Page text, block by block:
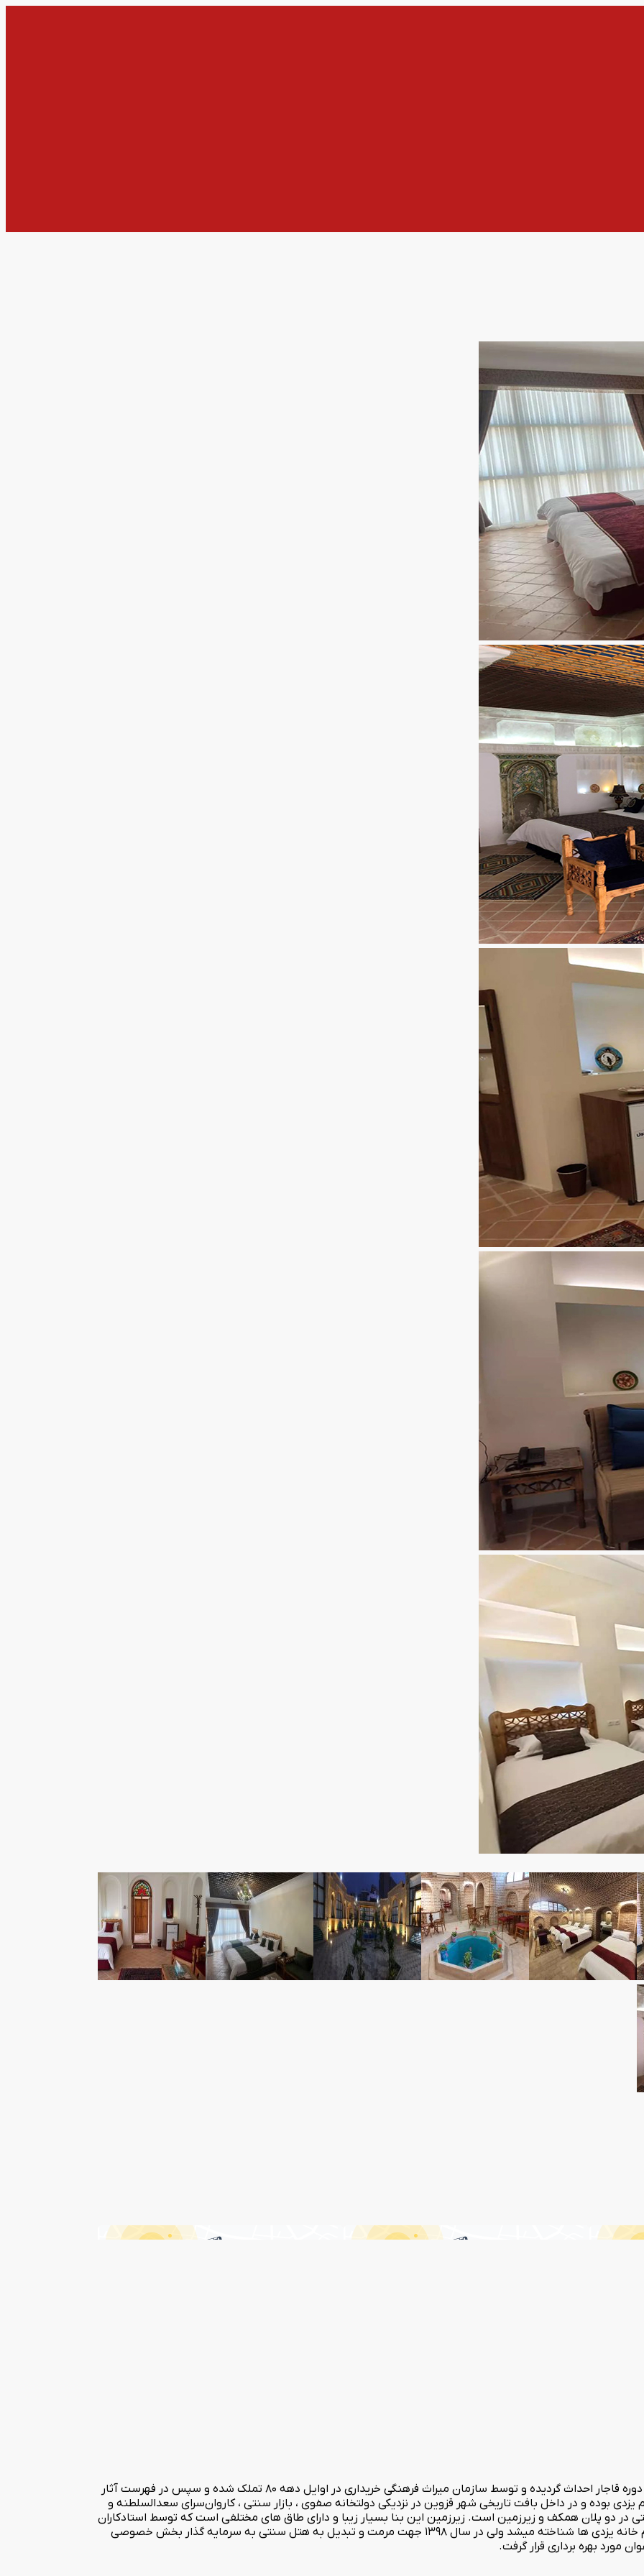
هتل سنتی درجه یک ارغوان قزوین، ابتدا با نام خانه یزدی‌ها در اواخر دوره قاجار احداث گردیده و توسط سازمان میراث فرهنگی خریداری در اوایل دهه 80 تملک شده و سپس در فهرست آثار
بوده و در داخل بافت تاریخی شهر قزوین در نزدیکی دولتخانه صفوی ، بازار سنتی ، کاروان‌سرای سعدالسلطنه و
صالحیه قرار دارد. این هتل سنتی دارای 9 واحد اقامتی در دو پلان همکف و زیرزمین است. زیرزمین این بنا بسیار زیبا و دارای طاق های مختلفی است که توسط استادکاران
چیره دست دوره قاجار ساخته شده است. در ابتدا این مجموعه به نام خانه یزدی ها شناخته میشد ولی در سال 1398 جهت مرمت و تبدیل به هتل سنتی به سرمایه گذار بخش خصوصی